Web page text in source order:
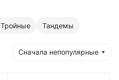
Тройные Тандемы
Сначала непопулярные